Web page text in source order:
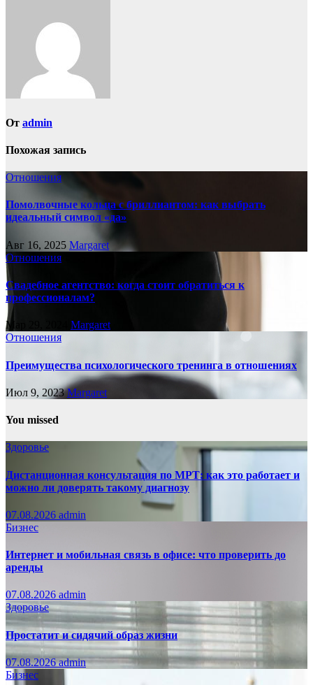
От admin
Похожая запись
Отношения
Помолвочные кольца с бриллиантом: как выбрать
идеальный символ «да»
Авг 16, 2025 Margaret
Отношения
Свадебное агентство: когда стоит обратиться к
профессионалам?
Мар 29, 2024 Margaret
Отношения
Преимущества психологического тренинга в отношениях
Июл 9, 2023Margaret
You missed
Здоровье
Дистанционная консультация по МРТ: как это работает и
можно ли доверять такому диагнозу
07.08.2026 admin
Бизнес
Интернет и мобильная связь в офисе: что проверить до
аренды
07.08.2026 admin
Здоровье
Простатит и сидячий образ жизни
07.08.2026admin
Бизнес